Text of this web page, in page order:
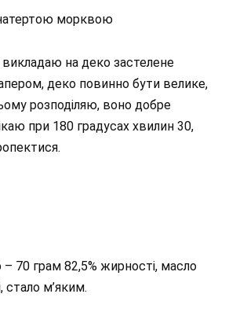
морквою
на деко застелене
деко повинно бути велике,
розподіляю, воно добре
при 180 градусах хвилин 30,
70 грам 82,5% жирності, масло
стало м’яким.